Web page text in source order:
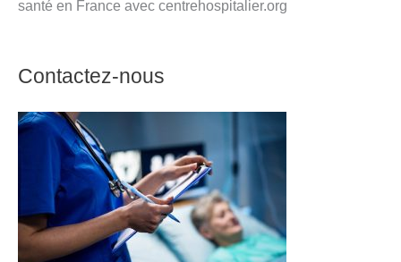
santé en France avec centrehospitalier.org
Contactez-nous